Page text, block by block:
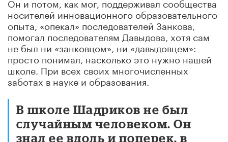
носителей инновационного образовательного
опыта, «опекал» последователей Занкова,
помогал последователям Давыдова, хотя сам
не был ни «занковцом», ни «давыдовцем»:
просто понимал, насколько это нужно нашей
школе. При всех своих многочисленных
заботах в науке и образования.
В школе Шадриков не был
случайным человеком. Он
знал ее вдоль и поперек, в